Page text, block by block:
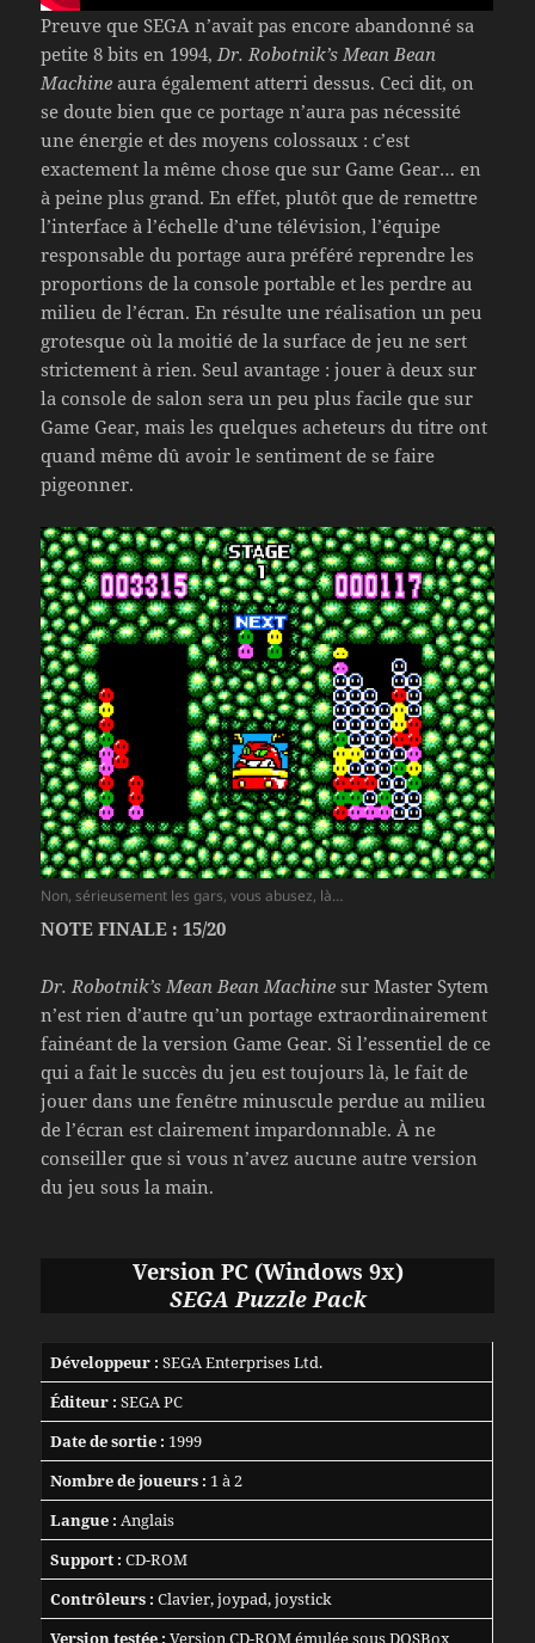
Preuve que SEGA n’avait pas encore abandonné sa
petite 8 bits en 1994,Dr. Robotnik’s Mean Bean
Machine aura également atterri dessus. Ceci dit, on
se doute bien que ce portage n’aura pas nécessité
une énergie et des moyens colossaux : c’est
exactement la même chose que sur Game Gear… en
à peine plus grand. En effet, plutôt que de remettre
l’interface à l’échelle d’une télévision, l’équipe
responsable du portage aura préféré reprendre les
proportions de la console portable et les perdre au
milieu de l’écran. En résulte une réalisation un peu
grotesque où la moitié de la surface de jeu ne sert
strictement à rien. Seul avantage : jouer à deux sur
la console de salon sera un peu plus facile que sur
Game Gear, mais les quelques acheteurs du titre ont
quand même dû avoir le sentiment de se faire
pigeonner.
Non, sérieusement les gars, vous abusez, là…
NOTE FINALE : 15/20
Dr. Robotnik’s Mean Bean Machine sur Master Sytem
n’est rien d’autre qu’un portage extraordinairement
fainéant de la version Game Gear. Si l’essentiel de ce
qui a fait le succès du jeu est toujours là, le fait de
jouer dans une fenêtre minuscule perdue au milieu
de l’écran est clairement impardonnable. À ne
conseiller que si vous n’avez aucune autre version
du jeu sous la main.
Version PC (Windows 9x)
SEGA Puzzle Pack
Développeur : SEGA Enterprises Ltd.
Éditeur : SEGA PC
Date de sortie : 1999
Nombre de joueurs : 1 à 2
Langue : Anglais
Support : CD-ROM
Contrôleurs : Clavier, joypad, joystick
Version testée : Version CD-ROM émulée sous DOSBox